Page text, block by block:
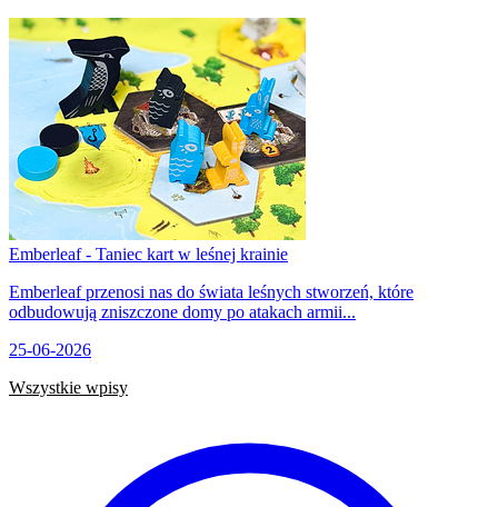
Emberleaf - Taniec kart w leśnej krainie
Emberleaf przenosi nas do świata leśnych stworzeń, które
odbudowują zniszczone domy po atakach armii...
25-06-2026
Wszystkie wpisy